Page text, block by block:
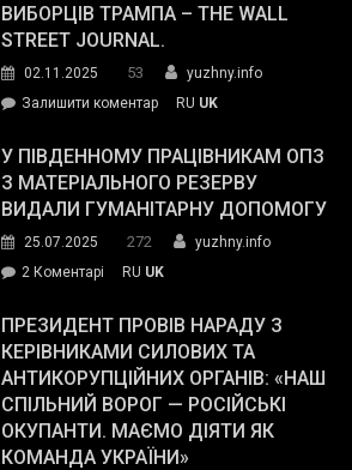
ВИБОРЦІВ ТРАМПА – THE WALL
STREET JOURNAL.
02.11.2025 53
yuzhny.info
Залишити коментарon
завойовує
симпатії
виборців
The
Street
Journal.
RU UK
У ПІВДЕННОМУ ПРАЦІВНИКАМ ОПЗ
З МАТЕРІАЛЬНОГО РЕЗЕРВУ
ВИДАЛИ ГУМАНІТАРНУ ДОПОМОГУ
25.07.2025 272
yuzhny.info
2 Коментарі
Південному
працівникам
ОПЗ
з
матеріального
резерву
RU UK
ПРЕЗИДЕНТ ПРОВІВ НАРАДУ З
КЕРІВНИКАМИ СИЛОВИХ ТА
АНТИКОРУПЦІЙНИХ ОРГАНІВ: «НАШ
СПІЛЬНИЙ ВОРОГ — РОСІЙСЬКІ
ОКУПАНТИ. МАЄМО ДІЯТИ ЯК
КОМАНДА УКРАЇНИ»